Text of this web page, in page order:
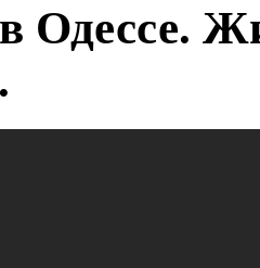
Одессе.